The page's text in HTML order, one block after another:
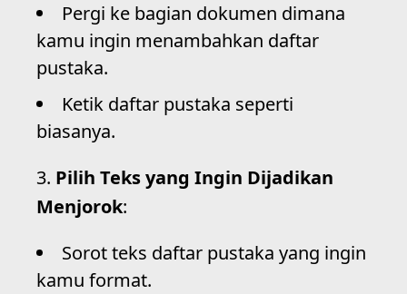
Pergi ke bagian dokumen dimana
kamu ingin menambahkan daftar
pustaka.
Ketik daftar pustaka seperti
biasanya.
Pilih Teks yang Ingin Dijadikan
Menjorok:
Sorot teks daftar pustaka yang ingin
kamu format.